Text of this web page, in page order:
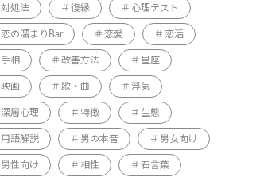
対処法 復縁 心理テスト
恋の溜まりBar 恋愛 恋活
手相 改善方法 星座
映画 歌・曲 浮気
深層心理 特徴 生態
用語解説 男の本音 男女向け
男性向け 相性 石言葉